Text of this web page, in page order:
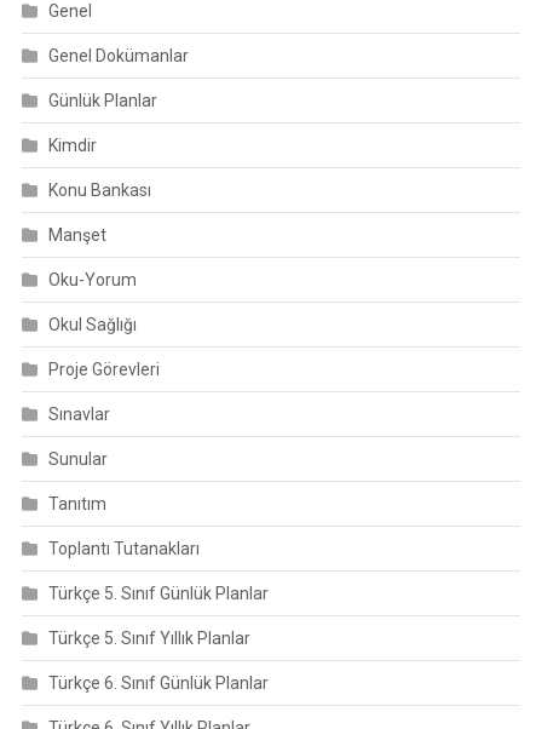
Genel
Genel Dokümanlar
Günlük Planlar
Kimdir
Konu Bankası
Manşet
Oku-Yorum
Okul Sağlığı
Proje Görevleri
Sınavlar
Sunular
Tanıtım
Toplantı Tutanakları
Türkçe 5. Sınıf Günlük Planlar
Türkçe 5. Sınıf Yıllık Planlar
Türkçe 6. Sınıf Günlük Planlar